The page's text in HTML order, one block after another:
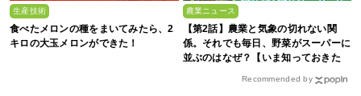
生産技術
食べたメロンの種をまいてみたら、2
キロの大玉メロンができた！
農業ニュース
【第2話】農業と気象の切れない関
係。それでも毎日、野菜がスーパーに
並ぶのはなぜ？【いま知っておきた
Recommended by